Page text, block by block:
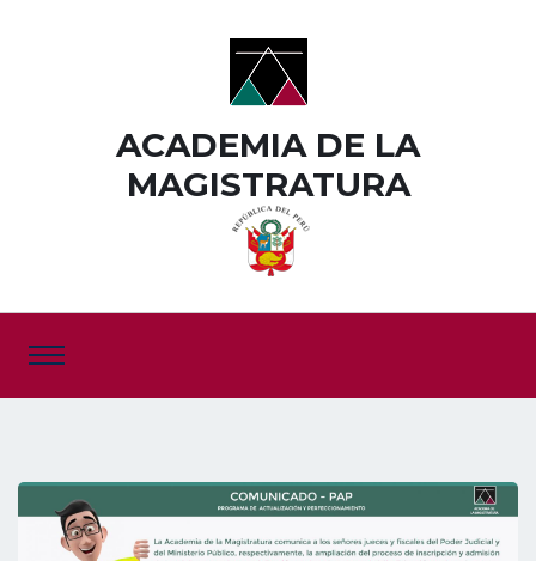
ACADEMIA DE LA
MAGISTRATURA